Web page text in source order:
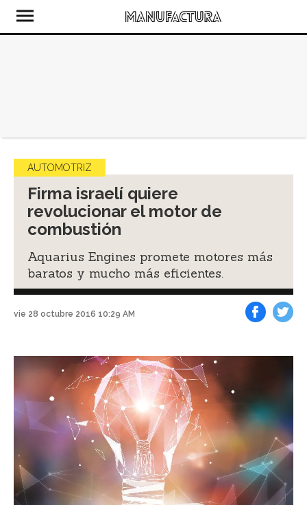
AUTOMOTRIZ
Firma israelí quiere
revolucionar el motor de
combustión
Aquarius Engines promete motores más
baratos y mucho más eficientes.
vie 28 octubre 2016 10:29 AM